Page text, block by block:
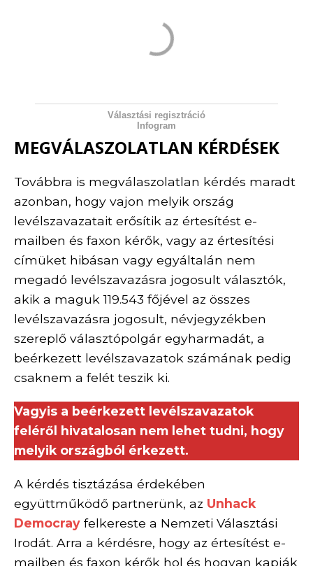
Választási regisztráció
Infogram
MEGVÁLASZOLATLAN KÉRDÉSEK
Továbbra is megválaszolatlan kérdés maradt
azonban, hogy vajon melyik ország
levélszavazatait erősítik az értesítést e-
mailben és faxon kérők, vagy az értesítési
címüket hibásan vagy egyáltalán nem
megadó levélszavazásra jogosult választók,
akik a maguk 119.543 főjével az összes
levélszavazásra jogosult, névjegyzékben
szereplő választópolgár egyharmadát, a
beérkezett levélszavazatok számának pedig
csaknem a felét teszik ki.
Vagyis a beérkezett levélszavazatok
feléről hivatalosan nem lehet tudni, hogy
melyik országból érkezett.
A kérdés tisztázása érdekében
együttműködő partnerünk, az Unhack
Democray felkereste a Nemzeti Választási
Irodát. Arra a kérdésre, hogy az értesítést e-
mailben és faxon kérők hol és hogyan kapják